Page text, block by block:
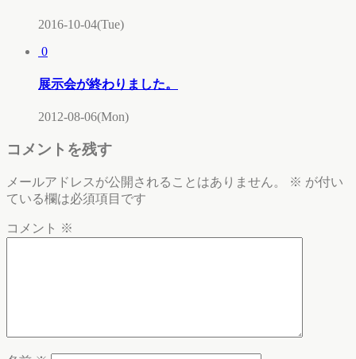
2016-10-04(Tue)
0
展示会が終わりました。
2012-08-06(Mon)
コメントを残す
メールアドレスが公開されることはありません。 ※ が付い
ている欄は必須項目です
コメント ※